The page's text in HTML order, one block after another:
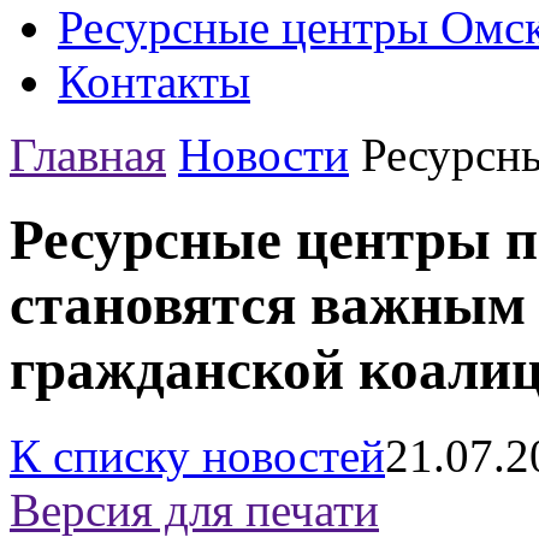
Ресурсные центры
Контакты
Главная Новости
Ресурсные центры
становятся
гражданской
К списку новостей
Версия для печати